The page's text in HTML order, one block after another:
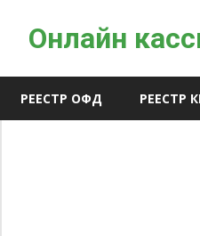
Онлайн
Оператор
фискальных
данных,
РЕЕСТР ОФД РЕЕСТР